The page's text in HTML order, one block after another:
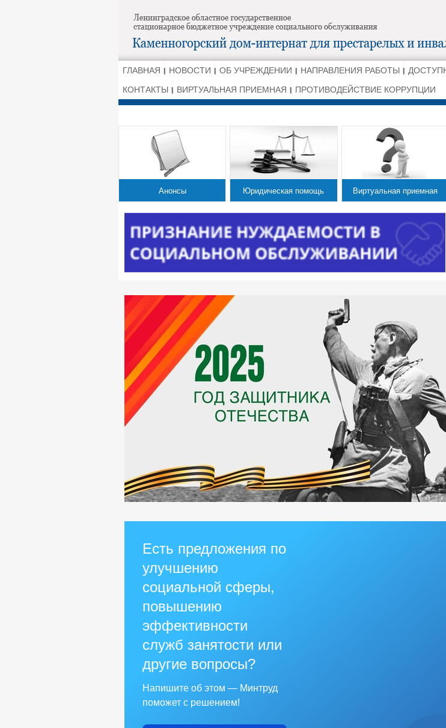
ГЛАВНАЯ НОВОСТИ ОБ УЧРЕЖДЕНИИ НАПРАВЛЕНИЯ РАБОТЫ
КОНТАКТЫ
ВИРТУАЛЬНАЯ ПРИЕМНАЯ ПРОТИВОДЕЙСТВИЕ КОРРУПЦИИ
Анонсы Юридическая помощь Виртуальная приемная
Есть предложения по
улучшению
социальной сферы,
повышению
эффективности
служб занятости или
другие вопросы?
Напишите об этом — Минтруд
поможет с решением!